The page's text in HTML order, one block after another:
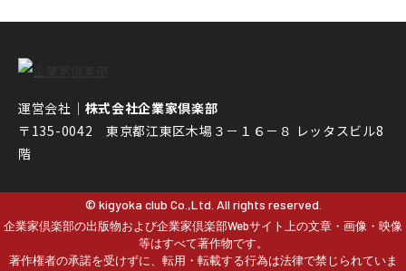
運営会社｜ 株式会社企業家倶楽部
〒135-0042 東京都江東区木場３－１６－８ レッタスビル8
階
© kigyoka club Co.,Ltd. All rights reserved.
企業家倶楽部の出版物および企業家倶楽部Webサイト上の文章・画像・映像
等はすべて著作物です。
著作権者の承諾を受けずに、転用・転載する行為は法律で禁じられていま